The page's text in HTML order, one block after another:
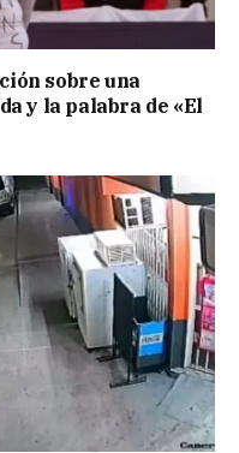
sobre una
y la palabra de «El